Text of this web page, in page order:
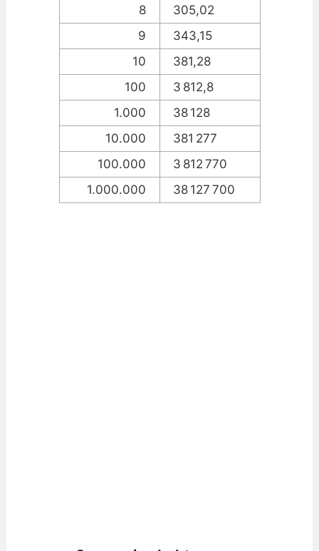
8
305,02
9
343,15
10
381,28
100
3 812,8
1.000
38 128
10.000
381 277
100.000
3 812 770
1.000.000
38 127 700